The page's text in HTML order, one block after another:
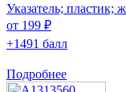
Указатель; пластик;
от 199 ₽
+1491 балл
Подробнее